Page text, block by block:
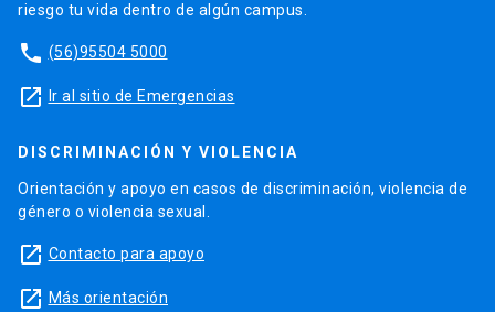
riesgo tu vida dentro de algún campus.
phone (56)95504 5000
launch Ir al sitio de Emergencias
DISCRIMINACIÓN Y VIOLENCIA
Orientación y apoyo en casos de discriminación, violencia de
género o violencia sexual.
launch Contacto para apoyo
launch Más orientación